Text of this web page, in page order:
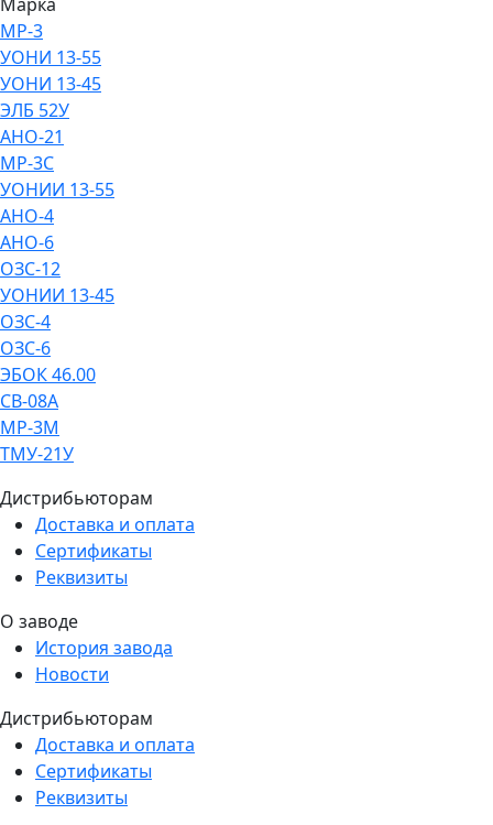
МР-3
УОНИ 13-55
УОНИ 13-45
ЭЛБ 52У
АНО-21
МР-3С
УОНИИ 13-55
АНО-4
АНО-6
ОЗС-12
УОНИИ 13-45
ОЗС-4
ОЗС-6
ЭБОК 46.00
СВ-08А
МР-3М
ТМУ-21У
Дистрибьюторам
Доставка и оплата
Сертификаты
Реквизиты
О заводе
История завода
Новости
Дистрибьюторам
Доставка и оплата
Сертификаты
Реквизиты